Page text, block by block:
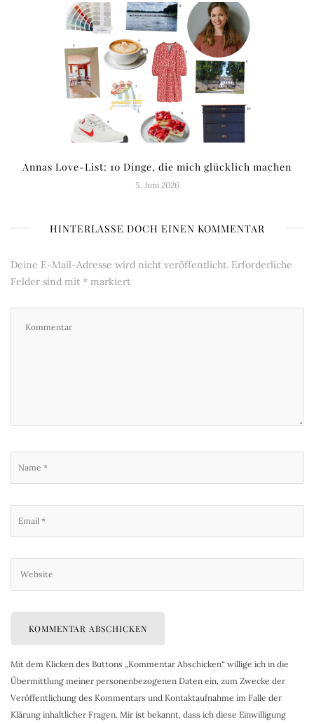
Annas Love-List: 10 Dinge, die mich glücklich machen
5. Juni 2026
HINTERLASSE DOCH EINEN KOMMENTAR
Deine E-Mail-Adresse wird nicht veröffentlicht. Erforderliche
Felder sind mit * markiert
Mit dem Klicken des Buttons „Kommentar Abschicken“ willige ich in die
Übermittlung meiner personenbezogenen Daten ein, zum Zwecke der
Veröffentlichung des Kommentars und Kontaktaufnahme im Falle der
Klärung inhaltlicher Fragen. Mir ist bekannt, dass ich diese Einwilligung